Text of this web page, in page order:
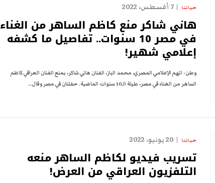
حياتنا 7 أغسطس، 2022
هاني شاكر منع كاظم الساهر من الغناء
في مصر 10 سنوات.. تفاصيل ما كشفه
إعلامي شهير!
وطن- اتهم الإعلامي المصري، محمد الباز، الفنان هاني شاكر، بمنع الفنان العراقي كاظم
الساهر من الغناء في مصر، طيلة الـ10 سنوات الماضية. حفلتان في مصر وقال…
حياتنا 20 يونيو، 2022
تسريب فيديو لكاظم الساهر منعه
التلفزيون العراقي من العرض!